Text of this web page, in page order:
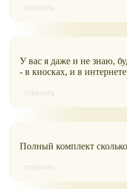
ответить
У вас я даже и не знаю,
- в киосках, и в интернете
ответить
Полный комплект
ответить